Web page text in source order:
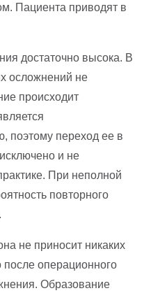
Пациента приводят в
достаточно высока. В
осложнений не
происходит
поэтому переход ее в
и не
При неполной
повторного
не приносит никаких
после операционного
Образование